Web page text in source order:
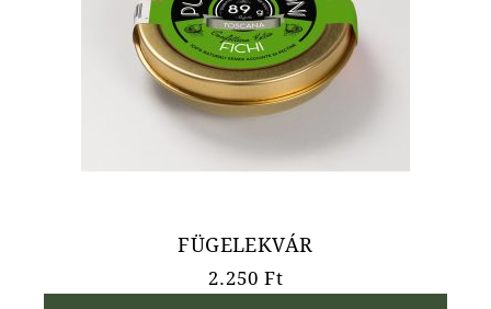
FÜGELEKVÁR
2.250Ft